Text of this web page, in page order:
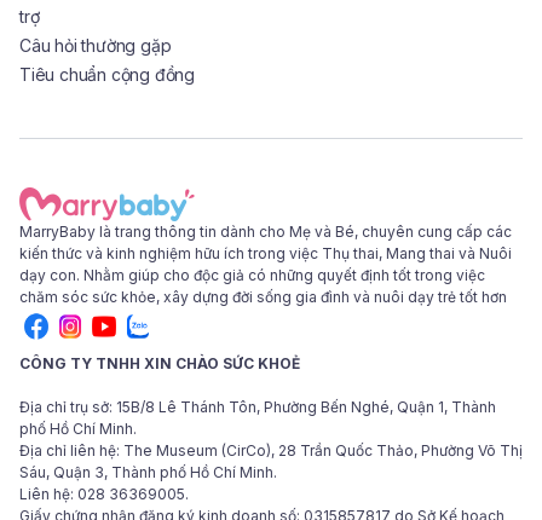
trợ
Câu hỏi thường gặp
Tiêu chuẩn cộng đồng
MarryBaby là trang thông tin dành cho Mẹ và Bé, chuyên cung cấp các
kiến thức và kinh nghiệm hữu ích trong việc Thụ thai, Mang thai và Nuôi
dạy con. Nhằm giúp cho độc giả có những quyết định tốt trong việc
chăm sóc sức khỏe, xây dựng đời sống gia đình và nuôi dạy trẻ tốt hơn
CÔNG TY TNHH XIN CHÀO SỨC KHOẺ
Địa chỉ trụ sở: 15B/8 Lê Thánh Tôn, Phường Bến Nghé, Quận 1, Thành
phố Hồ Chí Minh.
Địa chỉ liên hệ: The Museum (CirCo), 28 Trần Quốc Thảo, Phường Võ Thị
Sáu, Quận 3, Thành phố Hồ Chí Minh.
Liên hệ: 028 36369005.
Giấy chứng nhận đăng ký kinh doanh số: 0315857817 do Sở Kế hoạch